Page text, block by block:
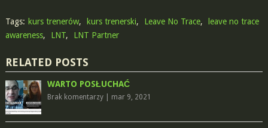
Tags: kurs trenerów, kurs trenerski, Leave No Trace,
leave no trace
awareness, LNT, LNT Partner
RELATED POSTS
WARTO POSŁUCHAĆ
Brak komentarzy| mar 9, 2021